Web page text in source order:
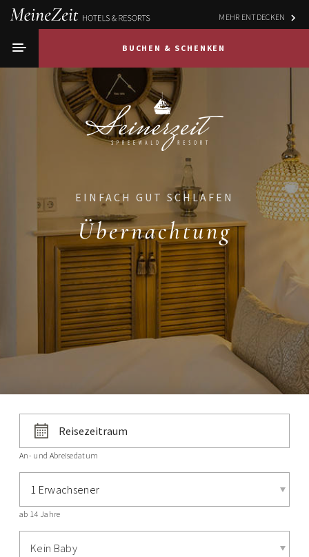
MEHR ENTDECKEN
BUCHEN & SCHENKEN
EINFACH GUT SCHLAFEN
Übernachtung
An- und Abreisedatum
1 Erwachsener
ab 14 Jahre
Kein Baby